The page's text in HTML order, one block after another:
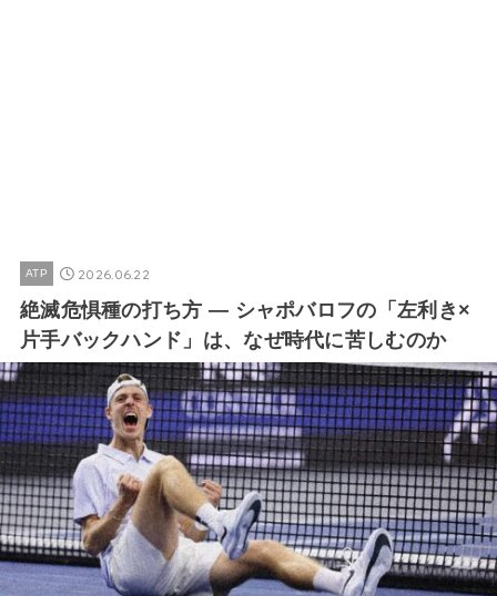
ATP 2026.06.22
絶滅危惧種の打ち方 ― シャポバロフの「左利き×
片手バックハンド」は、なぜ時代に苦しむのか